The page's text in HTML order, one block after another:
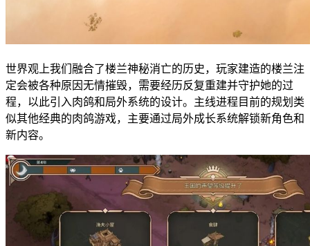
世界观上我们融合了楼兰神秘消亡的历史，玩家建造的楼兰注
定会被各种原因无情摧毁，需要经历反复重建并守护她的过
程，以此引入肉鸽和局外系统的设计。主线进程目前的规划类
似其他经典的肉鸽游戏，主要通过局外成长系统解锁新角色和
新内容。